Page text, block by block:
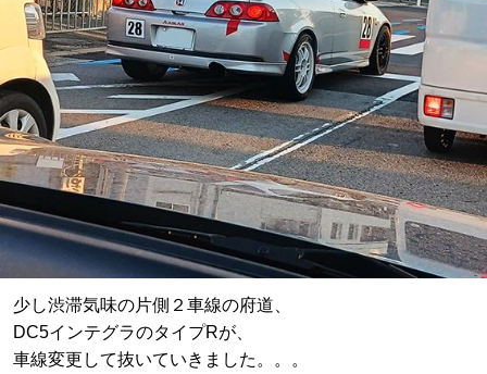
少し渋滞気味の片側２車線の府道、
DC5インテグラのタイプRが、
車線変更して抜いていきました。。。